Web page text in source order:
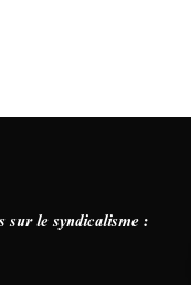
sur le syndicalisme :